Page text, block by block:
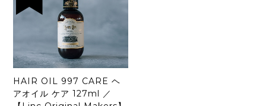
HAIR OIL 997 CARE ヘ
アオイル ケア 127ml ／